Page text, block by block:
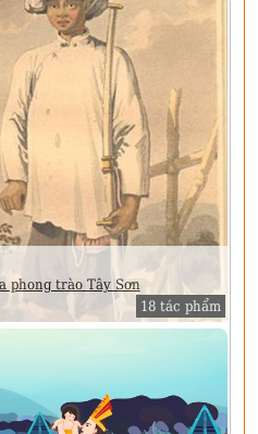
phong trào Tây Sơn
18 tác phẩm